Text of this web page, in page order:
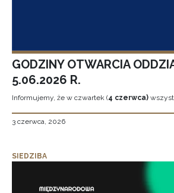
GODZINY OTWARCIA
5.06.2026 R.
Informujemy, że w czwartek (4 czerwca)
3 czerwca, 2026
SIEDZIBA